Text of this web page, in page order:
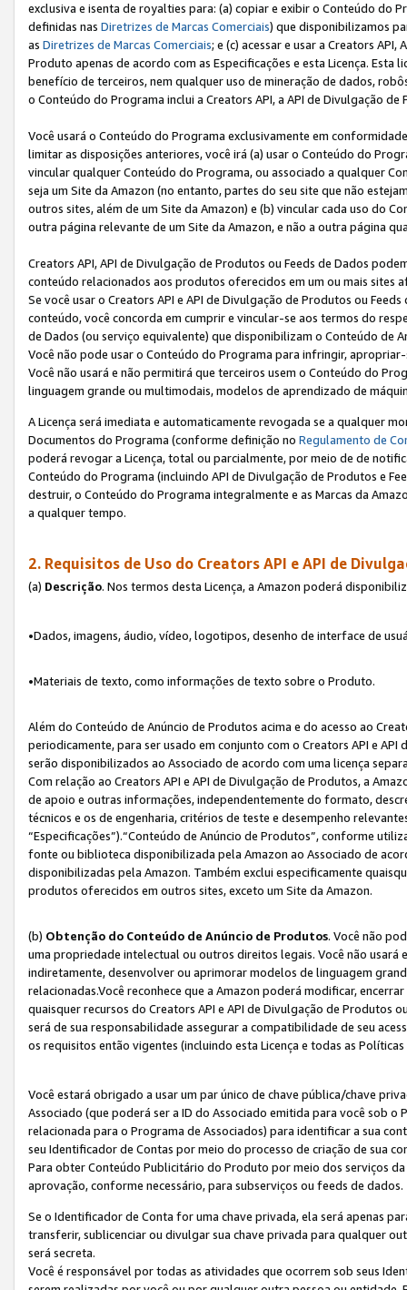
exclusiva e isenta de royalties para: (a) copiar e exibir o Conteúdo do
definidas nas Diretrizes de Marcas Comerciais) que disponibilizamos
as Diretrizes de Marcas Comerciais; e (c) acessar e usar a Creators
Produto apenas de acordo com as Especificações e esta Licença.
benefício de terceiros, nem qualquer uso de mineração de dados,
o Conteúdo do Programa inclui a Creators API, a API de Divulgação
Você usará o Conteúdo do Programa exclusivamente em
limitar as disposições anteriores, você irá (a) usar o Conteúdo do
vincular qualquer Conteúdo do Programa, ou associado a qualquer
seja um Site da Amazon (no entanto, partes do seu site que não
outros sites, além de um Site da Amazon) e (b) vincular cada uso do
outra página relevante de um Site da Amazon, e não a outra página
Creators API, API de Divulgação de Produtos ou Feeds de Dados
conteúdo relacionados aos produtos oferecidos em um ou mais sites
Se você usar o Creators API e API de Divulgação de Produtos ou
conteúdo, você concorda em cumprir e vincular-se aos termos do
de Dados (ou serviço equivalente) que disponibilizam o Conteúdo de
Você não pode usar o Conteúdo do Programa para infringir,
Você não usará e não permitirá que terceiros usem o Conteúdo do
linguagem grande ou multimodais, modelos de aprendizado de
A Licença será imediata e automaticamente revogada se a qualquer
Documentos do Programa (conforme definição no Regulamento de
poderá revogar a Licença, total ou parcialmente, por meio de de
Conteúdo do Programa (incluindo API de Divulgação de Produtos e
destruir, o Conteúdo do Programa integralmente e as Marcas da
a qualquer tempo.
2. Requisitos de Uso do Creators API e API de
(a) Descrição. Nos termos desta Licença, a Amazon poderá
•Dados, imagens, áudio, vídeo, logotipos, desenho de interface de
•Materiais de texto, como informações de texto sobre o Produto.
Além do Conteúdo de Anúncio de Produtos acima e do acesso ao
periodicamente, para ser usado em conjunto com o Creators API e
serão disponibilizados ao Associado de acordo com uma licença
Com relação ao Creators API e API de Divulgação de Produtos, a
de apoio e outras informações, independentemente do formato,
técnicos e os de engenharia, critérios de teste e desempenho
“Especificações”).“Conteúdo de Anúncio de Produtos”, conforme
fonte ou biblioteca disponibilizada pela Amazon ao Associado de
disponibilizadas pela Amazon. Também exclui especificamente
produtos oferecidos em outros sites, exceto um Site da Amazon.
(b) Obtenção do Conteúdo de Anúncio de Produtos. Você não
uma propriedade intelectual ou outros direitos legais. Você não
indiretamente, desenvolver ou aprimorar modelos de linguagem
relacionadas.Você reconhece que a Amazon poderá modificar,
quaisquer recursos do Creators API e API de Divulgação de Produtos
será de sua responsabilidade assegurar a compatibilidade de seu
os requisitos então vigentes (incluindo esta Licença e todas as
Você estará obrigado a usar um par único de chave pública/chave
Associado (que poderá ser a ID do Associado emitida para você sob
relacionada para o Programa de Associados) para identificar a sua
seu Identificador de Contas por meio do processo de criação de sua
Para obter Conteúdo Publicitário do Produto por meio dos serviços
aprovação, conforme necessário, para subserviços ou feeds de dados.
Se o Identificador de Conta for uma chave privada, ela será apenas
transferir, sublicenciar ou divulgar sua chave privada para qualquer
será secreta.
Você é responsável por todas as atividades que ocorrem sob seus